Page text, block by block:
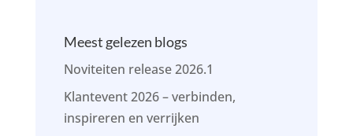
Meest gelezen blogs
Noviteiten release 2026.1
Klantevent 2026 – verbinden,
inspireren en verrijken